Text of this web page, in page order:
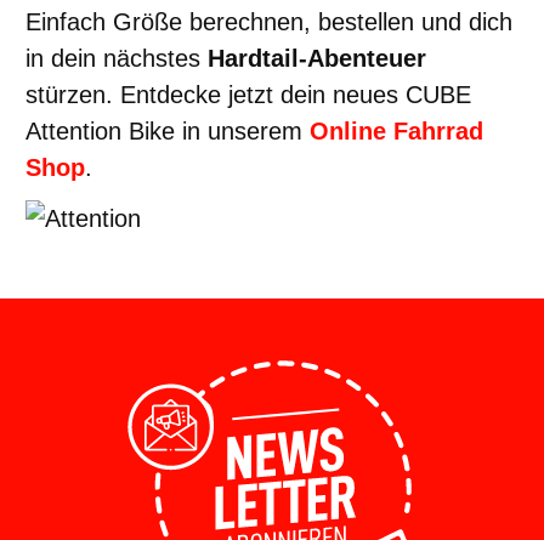
Einfach Größe berechnen, bestellen und dich
in dein nächstes Hardtail-Abenteuer
stürzen. Entdecke jetzt dein neues CUBE
Attention Bike in unserem Online Fahrrad
Shop.